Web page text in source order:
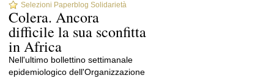
Selezioni Paperblog Solidarietà
Colera. Ancora
difficile la sua sconfitta
in Africa
Nell'ultimo bollettino settimanale
epidemiologico dell'Organizzazione